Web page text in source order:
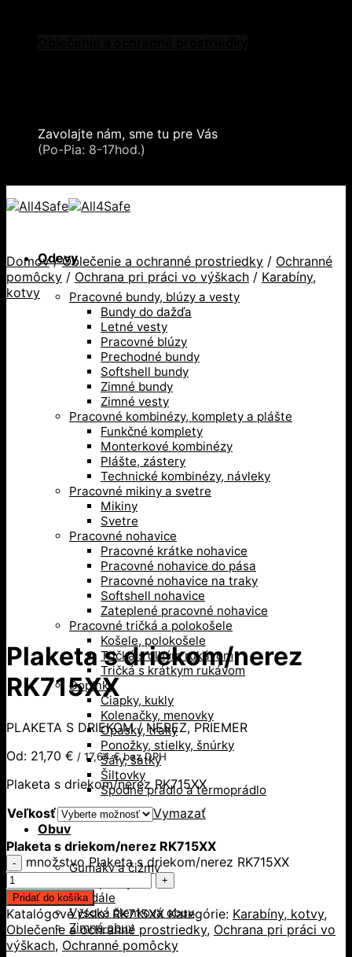
Zavolajte nám, sme tu pre Vás
(Po-Pia: 8-17hod.)
Odevy
Pracovné bundy, blúzy a vesty
Bundy do dažďa
Letné vesty
Pracovné blúzy
Prechodné bundy
Softshell bundy
Zimné bundy
Zimné vesty
Pracovné kombinézy, komplety a plášte
Funkčné komplety
Monterkové kombinézy
Plášte, zástery
Technické kombinézy, návleky
Pracovné mikiny a svetre
Mikiny
Svetre
Pracovné nohavice
Pracovné krátke nohavice
Pracovné nohavice do pása
Pracovné nohavice na traky
Softshell nohavice
Zateplené pracovné nohavice
Pracovné tričká a polokošele
Košele, polokošele
Tričká s dlhým rukávom
Tričká s krátkym rukávom
Doplnky
Čiapky, kukly
Kolenačky, menovky
Opasky, traky
Ponožky, stielky, šnúrky
Šály, šatky
Šiltovky
Spodné prádlo a termoprádlo
Obuv
Gumáky a čižmy
Sandále
Vysoká členková obuv
Zimná obuv
Domov / Oblečenie a ochranné prostriedky / Ochranné
pomôcky / Ochrana pri práci vo výškach / Karabíny,
kotvy
Plaketa s driekom/nerez
RK715XX
PLAKETA S DRIEKOM / NEREZ, PRIEMER
Od: 21,70 € / 17,64€bez DPH
Plaketa s driekom/nerez RK715XX
Veľkosť
Vymazať
Plaketa s driekom/nerez RK715XX
množstvo Plaketa s driekom/nerez RK715XX
Pridať do košíka
Katalógové číslo: RK715XX Kategórie: Karabíny, kotvy,
Oblečenie a ochranné prostriedky, Ochrana pri práci vo
výškach, Ochranné pomôcky